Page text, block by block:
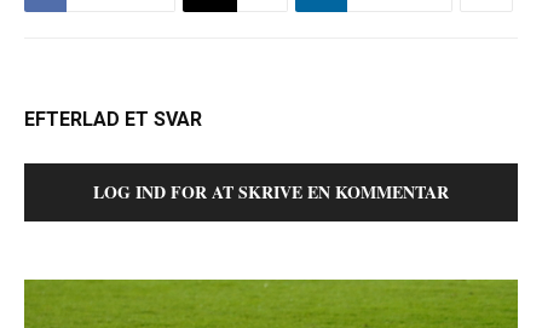
EFTERLAD ET SVAR
LOG IND FOR AT SKRIVE EN KOMMENTAR